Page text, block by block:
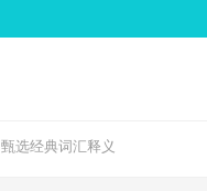
选经典词汇释义